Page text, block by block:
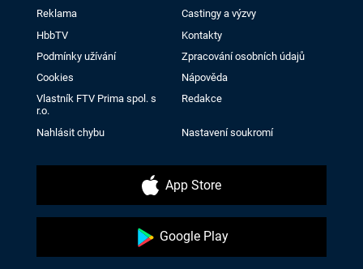
Reklama
Castingy a výzvy
HbbTV
Kontakty
Podmínky užívání
Zpracování osobních údajů
Cookies
Nápověda
Vlastník FTV Prima spol. s
r.o.
Redakce
Nahlásit chybu Nastavení soukromí
App Store
Google Play